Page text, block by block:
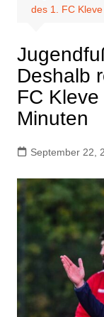
des 1. FC
Deshalb
FC
Minuten
September 22,